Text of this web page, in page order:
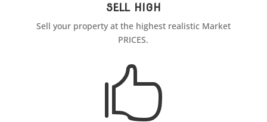
SELL HIGH
Sell your property at the highest realistic Market
PRICES.
